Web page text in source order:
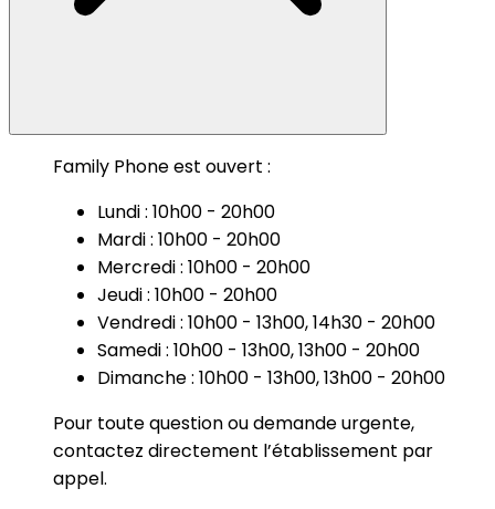
Family Phone est ouvert :
Lundi : 10h00 - 20h00
Mardi : 10h00 - 20h00
Mercredi : 10h00 - 20h00
Jeudi : 10h00 - 20h00
Vendredi : 10h00 - 13h00, 14h30 - 20h00
Samedi : 10h00 - 13h00, 13h00 - 20h00
Dimanche : 10h00 - 13h00, 13h00 - 20h00
Pour toute question ou demande urgente,
contactez directement l’établissement par
appel.